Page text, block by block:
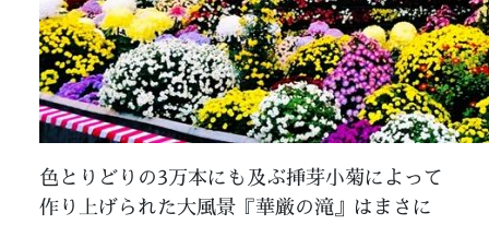
色とりどりの3万本にも及ぶ挿芽小菊によって
作り上げられた大風景『華厳の滝』はまさに